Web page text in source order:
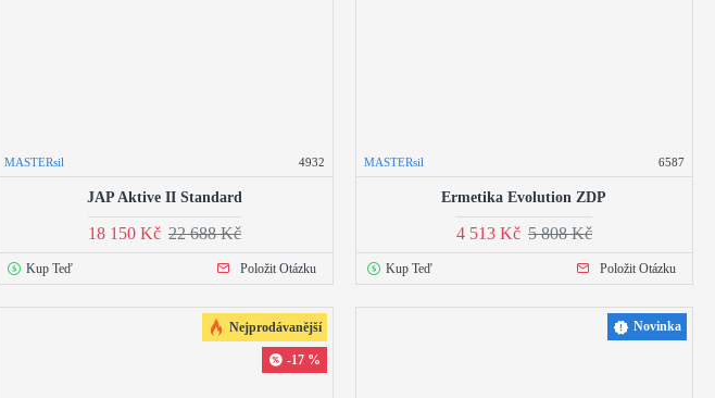
MASTERsil 4932
JAP Aktive II Standard
18 150 Kč 22 688 Kč
Kup Teď Položit Otázku
MASTERsil 6587
Ermetika Evolution ZDP
4 513 Kč 5 808 Kč
Kup Teď Položit Otázku
Nejprodávanější
-17 %
Novinka